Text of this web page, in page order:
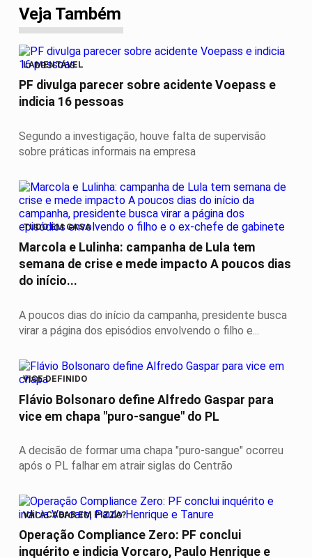
Veja Também
LAMENTÁVEL
PF divulga parecer sobre acidente Voepass e
indicia 16 pessoas
Segundo a investigação, houve falta de supervisão
sobre práticas informais na empresa
TUDO EM CASA
Marcola e Lulinha: campanha de Lula tem
semana de crise e mede impacto A poucos dias
do início...
A poucos dias do início da campanha, presidente busca
virar a página dos episódios envolvendo o filho e...
VICE DEFINIDO
Flávio Bolsonaro define Alfredo Gaspar para
vice em chapa "puro-sangue" do PL
A decisão de formar uma chapa "puro-sangue" ocorreu
após o PL falhar em atrair siglas do Centrão
VAI ACABAR EM PIZZA?
Operação Compliance Zero: PF conclui
inquérito e indicia Vorcaro, Paulo Henrique e